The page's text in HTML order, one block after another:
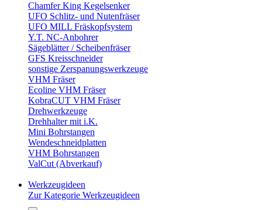
Chamfer King Kegelsenker
UFO Schlitz- und Nutenfräser
UFO MILL Fräskopfsystem
Y.T. NC-Anbohrer
Sägeblätter / Scheibenfräser
GFS Kreisschneider
sonstige Zerspanungswerkzeuge
VHM Fräser
Ecoline VHM Fräser
KobraCUT VHM Fräser
Drehwerkzeuge
Drehhalter mit i.K.
Mini Bohrstangen
Wendeschneidplatten
VHM Bohrstangen
ValCut (Abverkauf)
Werkzeugideen
Zur Kategorie Werkzeugideen